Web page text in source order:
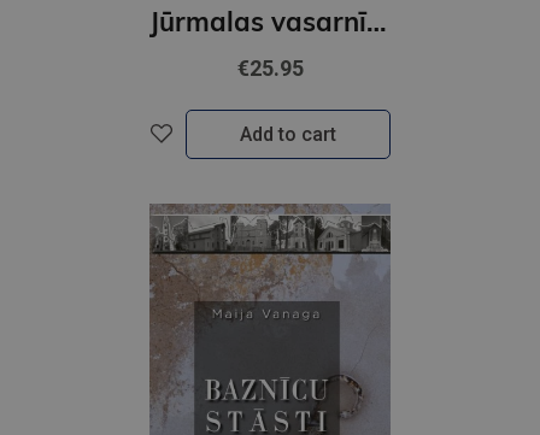
Jūrmalas vasarnīcas, vasarnieki un vasaras dzīve Jūrmalā no 19.gs. līdz 1990. gadam
€25.95
Add to cart